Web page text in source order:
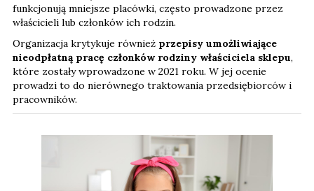
funkcjonują mniejsze placówki, często prowadzone przez
właścicieli lub członków ich rodzin.
Organizacja krytykuje również przepisy umożliwiające
nieodpłatną pracę członków rodziny właściciela sklepu,
które zostały wprowadzone w 2021 roku. W jej ocenie
prowadzi to do nierównego traktowania przedsiębiorców i
pracowników.